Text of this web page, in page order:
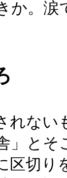
か。
ない
」と
区切り